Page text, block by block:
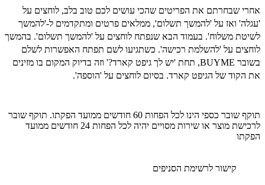
אחרי שבחרתם את הפריטים שהכי עושים לכם טוב בלב, לוחצים על
'עגלה' ואז על 'להמשך תשלום', ממלאים פרטים ומתקדמים ל-'להמשך
לשיטת משלוח'. בעמוד הבא שנפתח לוחצים על 'להמשך תשלום'. בהמשך
לוחצים על 'להשלמת רכישה'. כשתגיעו לשם תפתח האפשרות לשלם
בשובר BUYME, תחת 'יש לך גיפט קארד?' וזה בדיוק המקום בו מזינים
את הקוד של הגיפט קארד. בסיום לוחצים על 'הוספה'.
תוקף שובר כספי הינו לכל הפחות 60 חודשים ממועד הפקתו. תוקף שובר
לרכישת מוצר או שירות מסויים יהיה לכל הפחות 24 חודשים ממועד
הפקתו
קישור לרשימת הסניפים